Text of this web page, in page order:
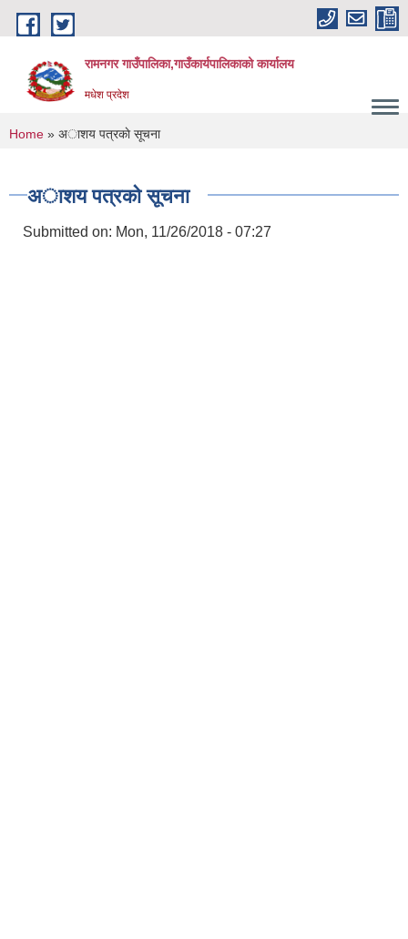
Skip to main content
रामनगर गाउँपालिका,गाउँकार्यपालिकाको कार्यालय
मधेश प्रदेश
You are here
Home » अाशय पत्रकाे सूचना
अाशय पत्रकाे सूचना
Submitted on: Mon, 11/26/2018 - 07:27